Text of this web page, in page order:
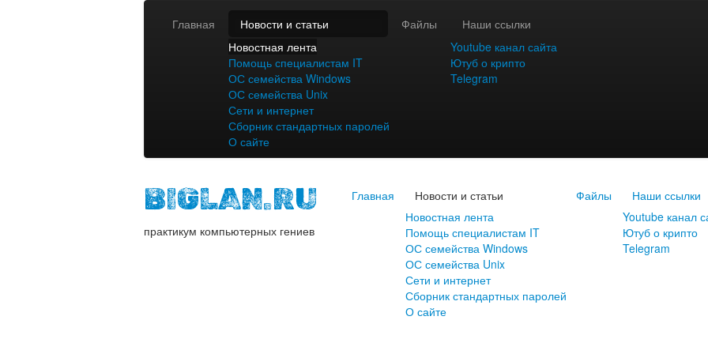
Главная
Новости и статьи
Новостная лента
Помощь специалистам IT
ОС семейства Windows
ОС семейства Unix
Сети и интернет
Сборник стандартных паролей
О сайте
Файлы
Наши ссылки
Youtube канал сайта
Ютуб о крипто
Telegram
BIGLAN.RU
практикум компьютерных гениев
Главная
Новости и статьи
Новостная лента
Помощь специалистам IT
ОС семейства Windows
ОС семейства Unix
Сети и интернет
Сборник стандартных паролей
О сайте
Файлы
Наши ссылки
Youtube канал
Ютуб о крипто
Telegram